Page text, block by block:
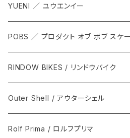
YUENI ／ ユウエンイー
POBS ／ プロダクト オブ ボブ スケ
RINDOW BIKES / リンドウバイク
Outer Shell / アウターシェル
Rolf Prima / ロルフプリマ